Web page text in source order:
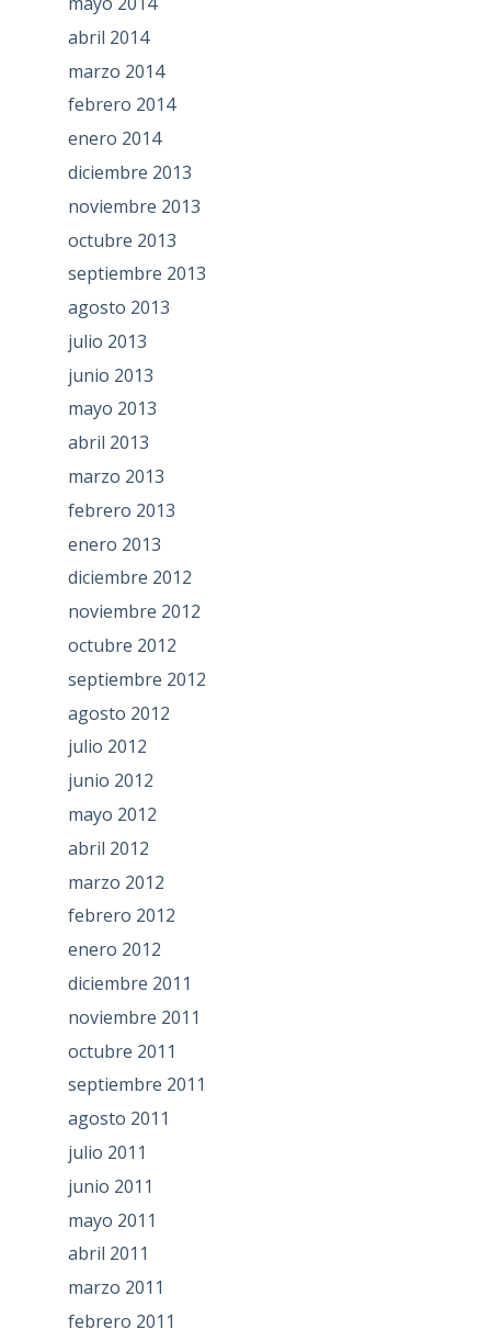
abril 2014
marzo 2014
febrero 2014
enero 2014
diciembre 2013
noviembre 2013
octubre 2013
septiembre 2013
agosto 2013
julio 2013
junio 2013
mayo 2013
abril 2013
marzo 2013
febrero 2013
enero 2013
diciembre 2012
noviembre 2012
octubre 2012
septiembre 2012
agosto 2012
julio 2012
junio 2012
mayo 2012
abril 2012
marzo 2012
febrero 2012
enero 2012
diciembre 2011
noviembre 2011
octubre 2011
septiembre 2011
agosto 2011
julio 2011
junio 2011
mayo 2011
abril 2011
marzo 2011
febrero 2011